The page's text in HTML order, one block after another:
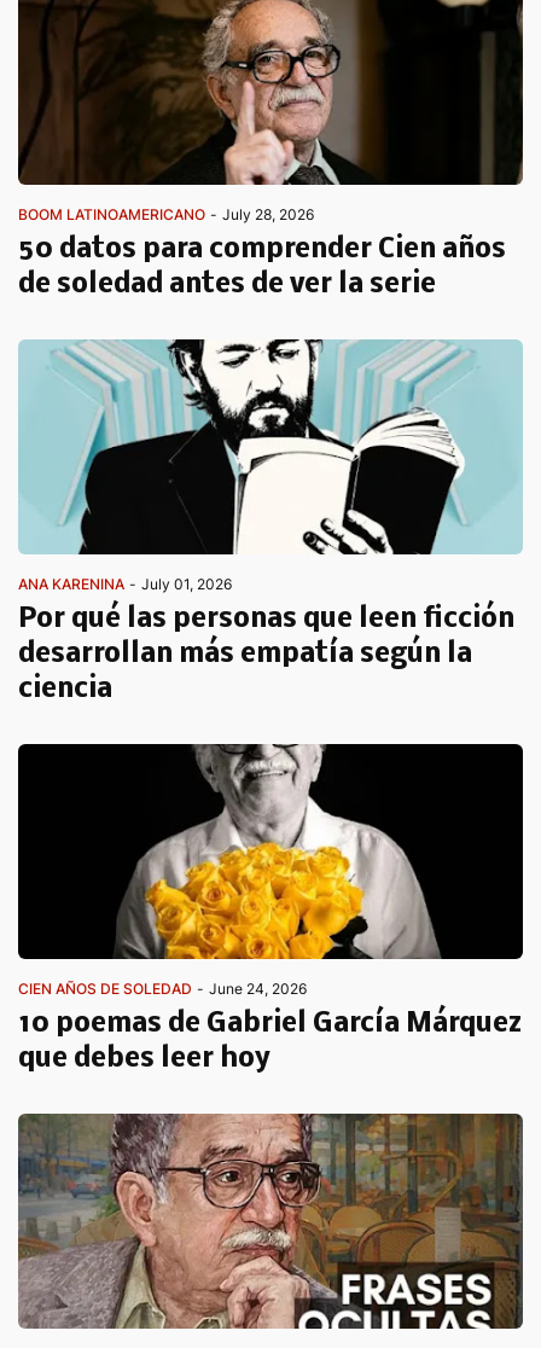
BOOM LATINOAMERICANO - July 28, 2026
50 datos para comprender Cien años
de soledad antes de ver la serie
ANA KARENINA - July 01, 2026
Por qué las personas que leen ficción
desarrollan más empatía según la
ciencia
CIEN AÑOS DE SOLEDAD - June 24, 2026
10 poemas de Gabriel García Márquez
que debes leer hoy